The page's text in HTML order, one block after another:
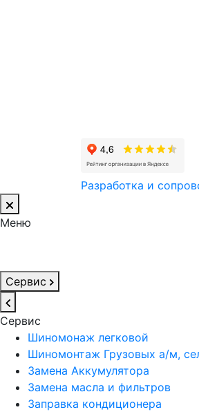
Разработка и
Меню
Сервис
Сервис
Шиномонаж легковой
Шиномонтаж Грузовых а/м,
Замена Аккумулятора
Замена масла и фильтров
Заправка кондиционера